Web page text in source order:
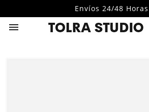
Envíos 24/48 Horas
